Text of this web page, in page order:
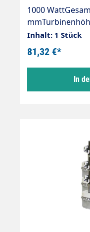
1000
mm2-stufig230
Inhalt: 1 Stück
81,32 €*
In